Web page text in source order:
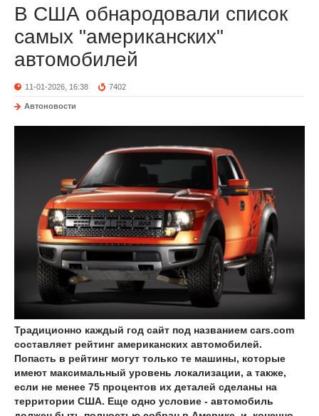
В США обнародовали список
самых "американских"
автомобилей
11-01-2026, 16:38 7402
Автоновости
Традиционно каждый год сайт под названием сars.com
составляет рейтинг американских автомобилей.
Попасть в рейтинг могут только те машины, которые
имеют максимальный уровень локализации, а также,
если не менее 75 процентов их деталей сделаны на
территории США. Еще одно условие - автомобиль